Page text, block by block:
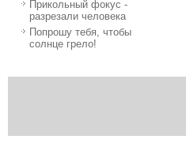
Прикольный фокус -
разрезали человека
Попрошу тебя, чтобы
солнце грело!